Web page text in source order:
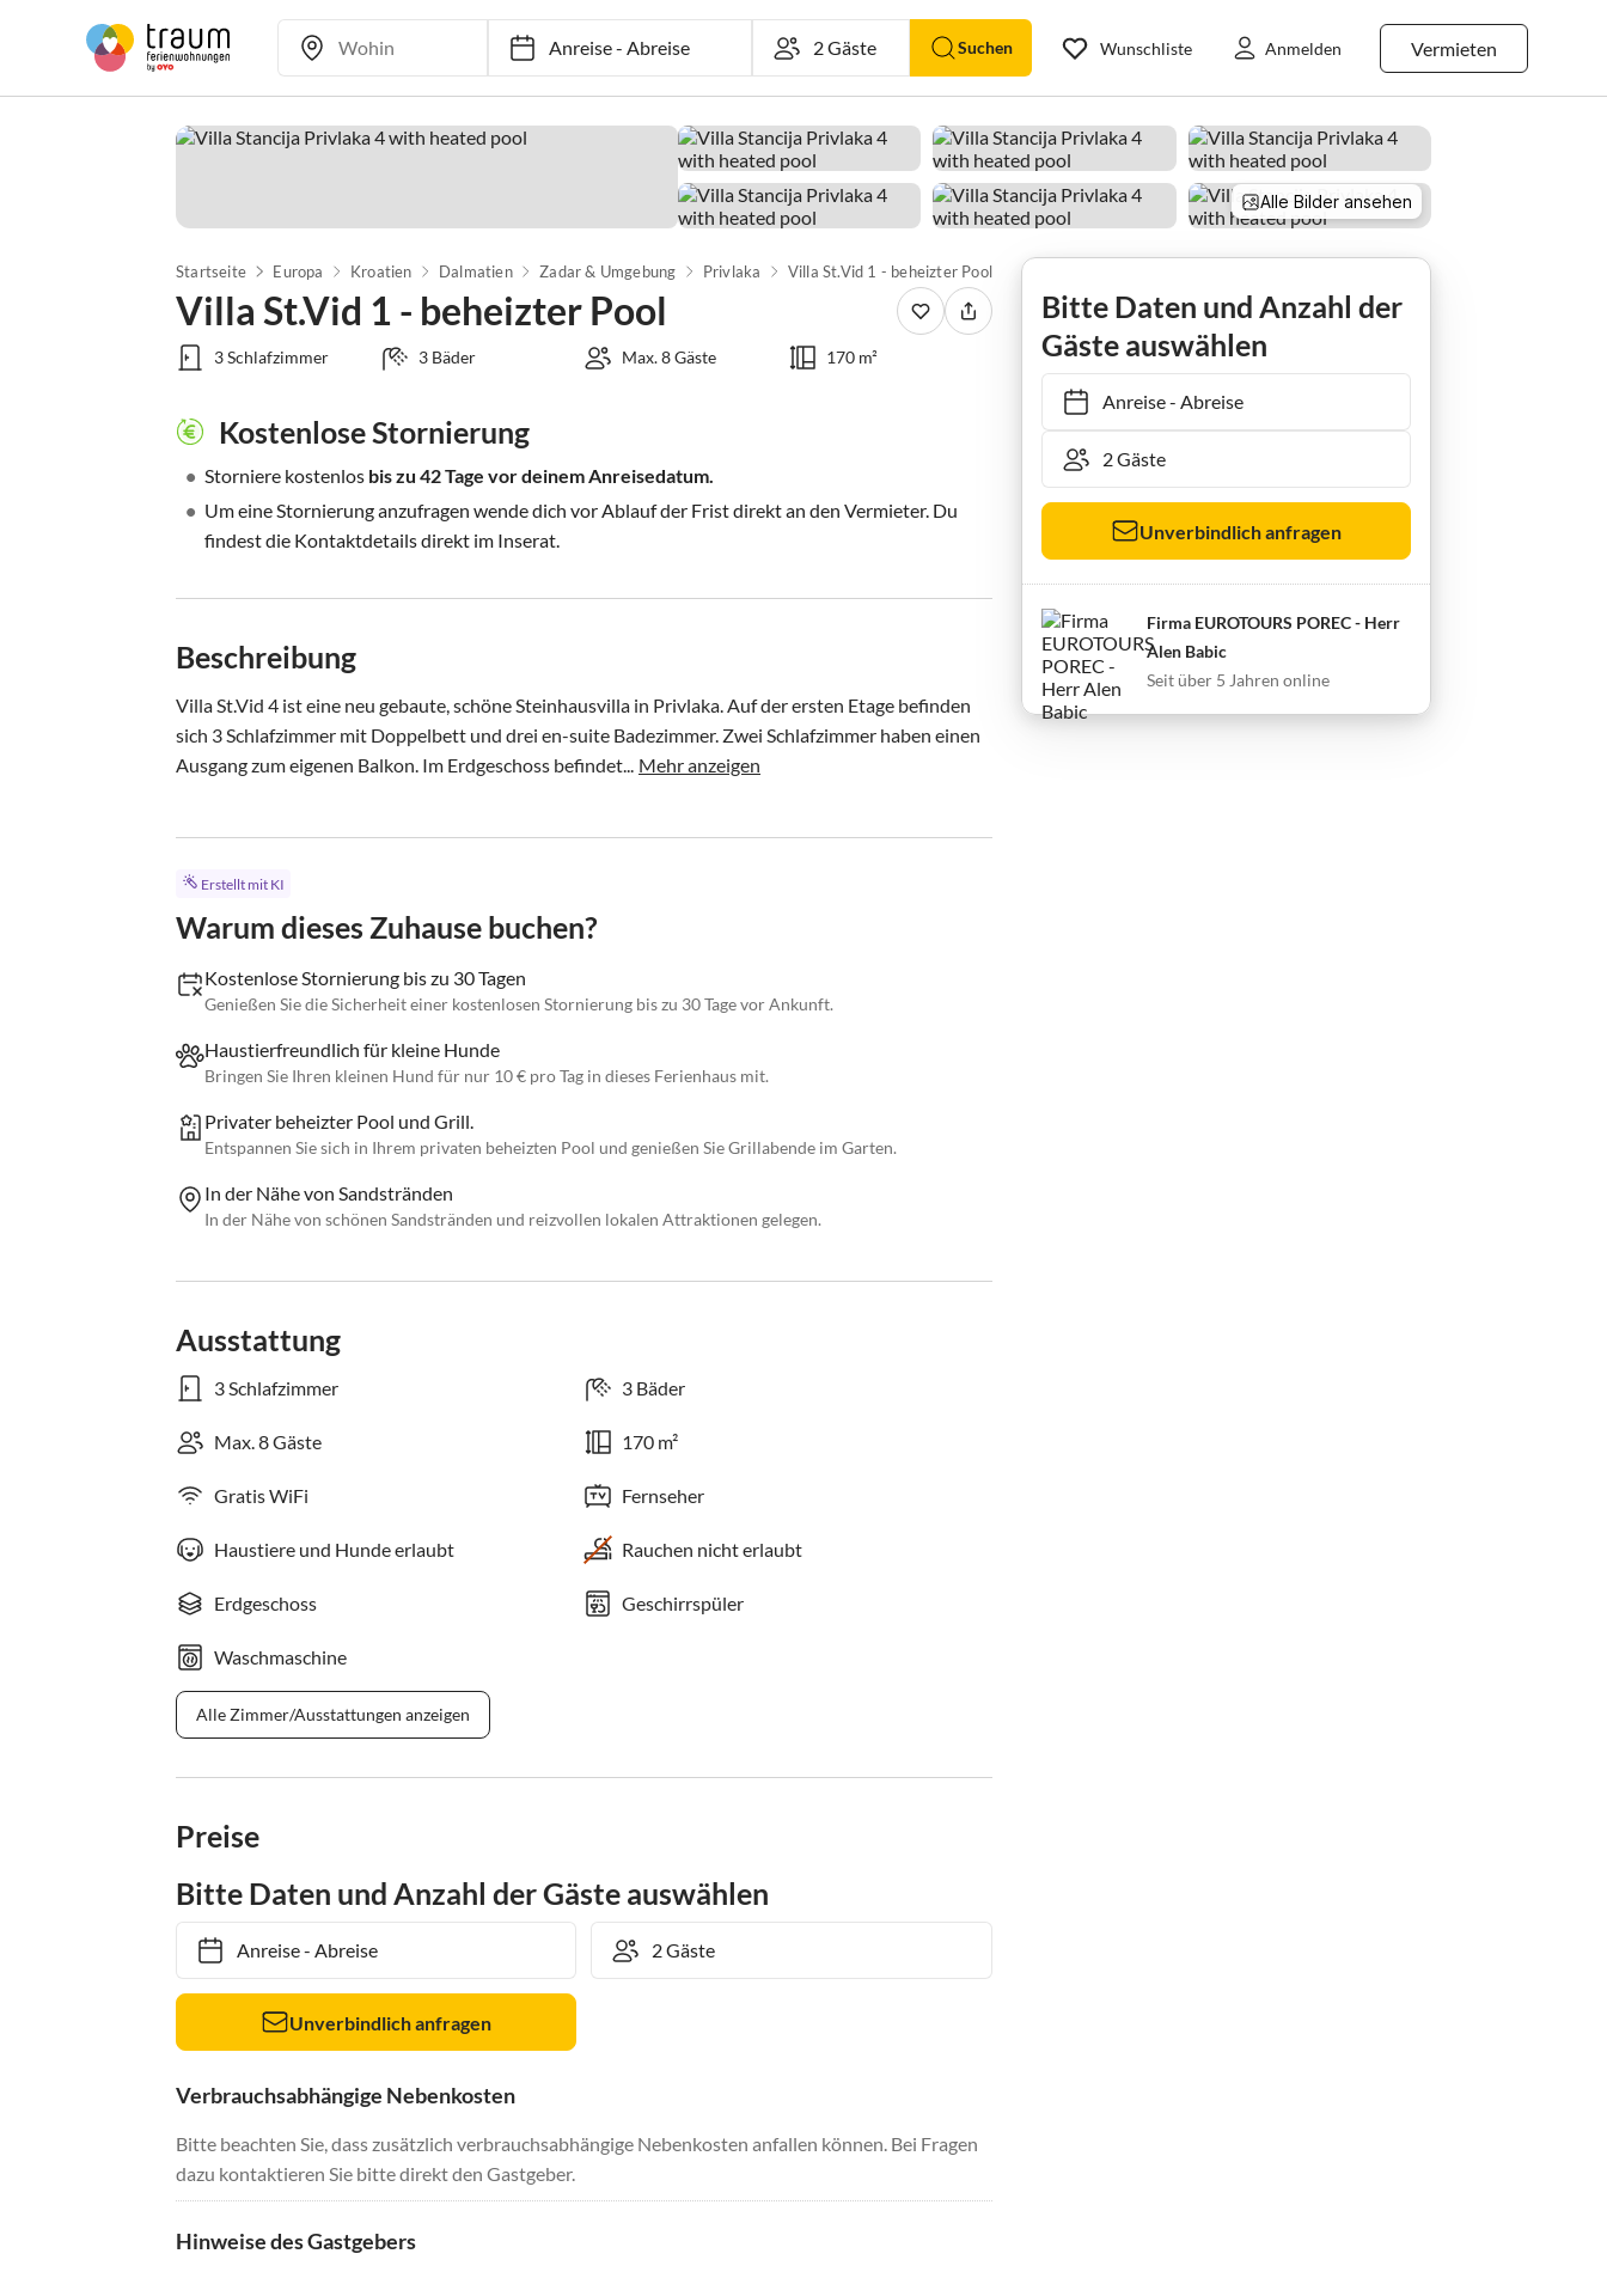
Anreise-Abreise Suchen Vermieten
Wunschliste Anmelden
Alle Bilder ansehen
Startseite Europa Kroatien Dalmatien Zadar & Umgebung Privlaka Villa St.Vid 1 - beheizter Pool
Villa St.Vid 1 - beheizter Pool
3 Schlafzimmer 3 Bäder Max. 8 Gäste 170 m²
Kostenlose Stornierung
• Storniere kostenlos bis zu 42 Tage vor deinem Anreisedatum.
• Um eine Stornierung anzufragen wende dich vor Ablauf der Frist direkt an den Vermieter. Du
findest die Kontaktdetails direkt im Inserat.
Beschreibung
Villa St.Vid 4 ist eine neu gebaute, schöne Steinhausvilla in Privlaka. Auf der ersten Etage befinden
sich 3 Schlafzimmer mit Doppelbett und drei en-suite Badezimmer. Zwei Schlafzimmer haben einen
Ausgang zum eigenen Balkon. Im Erdgeschoss befindet... Mehr anzeigen
Erstellt mit KI
Warum dieses Zuhause buchen?
Kostenlose Stornierung bis zu 30 Tagen
Genießen Sie die Sicherheit einer kostenlosen Stornierung bis zu 30 Tage vor Ankunft.
Haustierfreundlich für kleine Hunde
Bringen Sie Ihren kleinen Hund für nur 10 € pro Tag in dieses Ferienhaus mit.
Privater beheizter Pool und Grill.
Entspannen Sie sich in Ihrem privaten beheizten Pool und genießen Sie Grillabende im Garten.
In der Nähe von Sandstränden
In der Nähe von schönen Sandstränden und reizvollen lokalen Attraktionen gelegen.
Ausstattung
3 Schlafzimmer 3 Bäder
Max. 8 Gäste 170 m²
Gratis WiFi Fernseher
Haustiere und Hunde erlaubt Rauchen nicht erlaubt
Erdgeschoss Geschirrspüler
Waschmaschine
Alle Zimmer/Ausstattungen anzeigen
Preise
Bitte Daten und Anzahl der Gäste auswählen
Anreise- Abreise
Unverbindlich anfragen
Verbrauchsabhängige Nebenkosten
Bitte beachten Sie, dass zusätzlich verbrauchsabhängige Nebenkosten anfallen können. Bei Fragen
dazu kontaktieren Sie bitte direkt den Gastgeber.
Hinweise des Gastgebers
Bitte Daten und Anzahl der
Gäste auswählen
Anreise- Abreise
Unverbindlich anfragen
Firma EUROTOURS POREC - Herr
Alen Babic
Seit über 5 Jahren online